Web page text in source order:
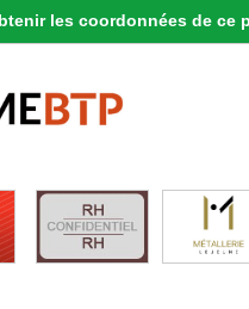
les coordonnées de ce